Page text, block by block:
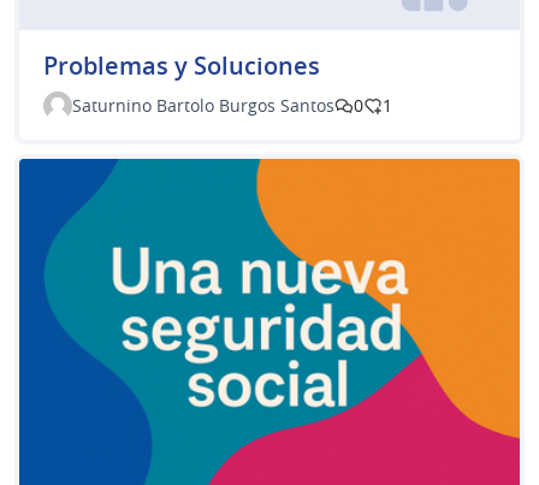
Problemas y Soluciones
Saturnino Bartolo Burgos Santos 0 1